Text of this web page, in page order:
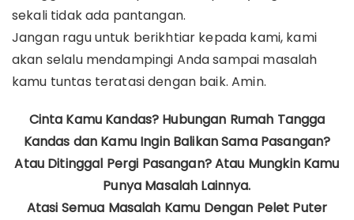
sekali tidak ada pantangan.
Jangan ragu untuk berikhtiar kepada kami, kami
akan selalu mendampingi Anda sampai masalah
kamu tuntas teratasi dengan baik. Amin.
Cinta Kamu Kandas? Hubungan Rumah Tangga
Kandas dan Kamu Ingin Balikan Sama Pasangan?
Atau Ditinggal Pergi Pasangan? Atau Mungkin Kamu
Punya Masalah Lainnya.
Atasi Semua Masalah Kamu Dengan Pelet Puter